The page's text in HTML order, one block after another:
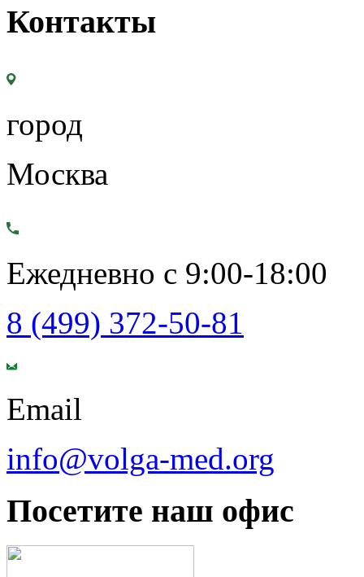
Контакты
город
Москва
Ежедневно с 9:00-18:00
8 (499) 372-50-81
Email
info@volga-med.org
Посетите наш офис